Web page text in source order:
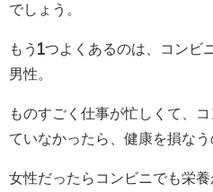
でしょう。
もう1つよくあるのは、コンビ
男性。
ものすごく仕事が忙しくて、
ていなかったら、健康を損なう
女性だったらコンビニでも栄養